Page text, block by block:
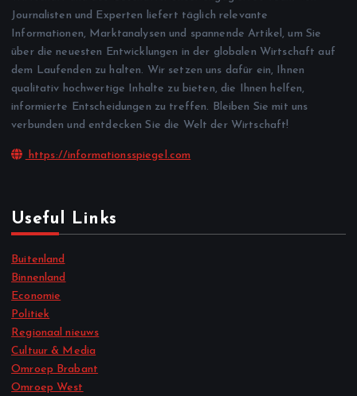
Journalisten und Experten liefert täglich relevante
Informationen, Marktanalysen und spannende Artikel, um Sie
über die neuesten Entwicklungen in der globalen Wirtschaft auf
dem Laufenden zu halten. Wir setzen uns dafür ein, Ihnen
qualitativ hochwertige Inhalte zu bieten, die Ihnen helfen,
informierte Entscheidungen zu treffen. Bleiben Sie mit uns
verbunden und entdecken Sie die Welt der Wirtschaft!
https://informationsspiegel.com
Useful Links
Buitenland
Binnenland
Economie
Politiek
Regionaal nieuws
Cultuur & Media
Omroep Brabant
Omroep West